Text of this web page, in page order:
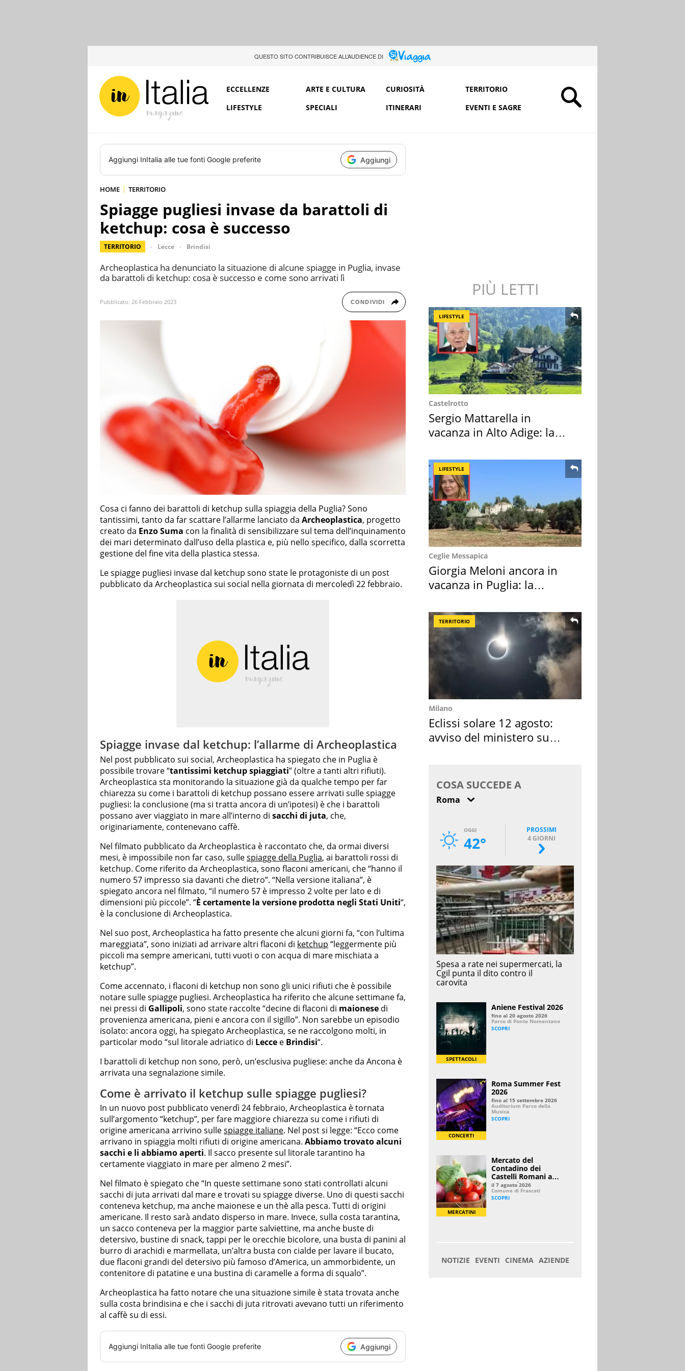
QUESTO SITO CONTRIBUISCE ALL’AUDIENCE DI
ECCELLENZE ARTE E CULTURA CURIOSITÀ
TERRITORIO
LIFESTYLE
SPECIALI ITINERARI EVENTI E SAGRE
Aggiungi InItalia alle tue fonti Google preferite Aggiungi
HOME TERRITORIO
Spiagge pugliesi invase da barattoli di
ketchup: cosa è successo
TERRITORIO Lecce Brindisi
Archeoplastica ha denunciato la situazione di alcune spiagge in Puglia, invase
da barattoli di ketchup: cosa è successo e come sono arrivati lì
Pubblicato: 26 Febbraio 2023 CONDIVIDI
Cosa ci fanno dei barattoli di ketchup sulla spiaggia della Puglia? Sono
tantissimi, tanto da far scattare l’allarme lanciato da Archeoplastica, progetto
creato da Enzo Suma con la finalità di sensibilizzare sul tema dell’inquinamento
dei mari determinato dall’uso della plastica e, più nello specifico, dalla scorretta
gestione del fine vita della plastica stessa.
Le spiagge pugliesi invase dal ketchup sono state le protagoniste di un post
pubblicato da Archeoplastica sui social nella giornata di mercoledì 22 febbraio.
Spiagge invase dal ketchup: l’allarme di Archeoplastica
Nel post pubblicato sui social, Archeoplastica ha spiegato che in Puglia è
possibile trovare “tantissimi ketchup spiaggiati” (oltre a tanti altri rifiuti).
Archeoplastica sta monitorando la situazione già da qualche tempo per far
chiarezza su come i barattoli di ketchup possano essere arrivati sulle spiagge
pugliesi: la conclusione (ma si tratta ancora di un’ipotesi) è che i barattoli
possano aver viaggiato in mare all’interno di sacchi di juta, che,
originariamente, contenevano caffè.
Nel filmato pubblicato da Archeoplastica è raccontato che, da ormai diversi
mesi, è impossibile non far caso, sullespiagge della Puglia, ai barattoli rossi di
ketchup. Come riferito da Archeoplastica, sono flaconi americani, che “hanno il
numero 57 impresso sia davanti che dietro”. “Nella versione italiana”, è
spiegato ancora nel filmato, “il numero 57 è impresso 2 volte per lato e di
dimensioni più piccole”. “È certamente la versione prodotta negli Stati Uniti“,
è la conclusione di Archeoplastica.
Nel suo post, Archeoplastica ha fatto presente che alcuni giorni fa, “con l’ultima
mareggiata”, sono iniziati ad arrivare altri flaconi di ketchup “leggermente più
piccoli ma sempre americani, tutti vuoti o con acqua di mare mischiata a
ketchup”.
Come accennato, i flaconi di ketchup non sono gli unici rifiuti che è possibile
notare sulle spiagge pugliesi. Archeoplastica ha riferito che alcune settimane fa,
nei pressi di Gallipoli, sono state raccolte “decine di flaconi di maionese di
provenienza americana, pieni e ancora con il sigillo”. Non sarebbe un episodio
isolato: ancora oggi, ha spiegato Archeoplastica, se ne raccolgono molti, in
particolar modo “sul litorale adriatico di Lecce e Brindisi“.
I barattoli di ketchup non sono, però, un’esclusiva pugliese: anche da Ancona è
arrivata una segnalazione simile.
Come è arrivato il ketchup sulle spiagge pugliesi?
In un nuovo post pubblicato venerdì 24 febbraio, Archeoplastica è tornata
sull’argomento “ketchup”, per fare maggiore chiarezza su come i rifiuti di
origine americana arrivino sullespiagge italiane. Nel post si legge: “Ecco come
arrivano in spiaggia molti rifiuti di origine americana. Abbiamo trovato alcuni
sacchi e li abbiamo aperti. Il sacco presente sul litorale tarantino ha
certamente viaggiato in mare per almeno 2 mesi”.
Nel filmato è spiegato che “In queste settimane sono stati controllati alcuni
sacchi di juta arrivati dal mare e trovati su spiagge diverse. Uno di questi sacchi
conteneva ketchup, ma anche maionese e un thè alla pesca. Tutti di origini
americane. Il resto sarà andato disperso in mare. Invece, sulla costa tarantina,
un sacco conteneva per la maggior parte salviettine, ma anche buste di
detersivo, bustine di snack, tappi per le orecchie bicolore, una busta di panini al
burro di arachidi e marmellata, un’altra busta con cialde per lavare il bucato,
due flaconi grandi del detersivo più famoso d’America, un ammorbidente, un
contenitore di patatine e una bustina di caramelle a forma di squalo”.
Archeoplastica ha fatto notare che una situazione simile è stata trovata anche
sulla costa brindisina e che i sacchi di juta ritrovati avevano tutti un riferimento
al caffè su di essi.
Aggiungi InItalia alle tue fonti Google preferite Aggiungi
PIÙ LETTI
LIFESTYLE
Castelrotto
Sergio Mattarella in
vacanza in Alto Adige: la
LIFESTYLE
Ceglie Messapica
Giorgia Meloni ancora in
vacanza in Puglia: la
TERRITORIO
Milano
Eclissi solare 12 agosto:
avviso del ministero su